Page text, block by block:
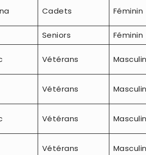
Cadets Féminin
Seniors Féminin
Vétérans Masculin
Vétérans Masculin
Vétérans Masculin
Vétérans Masculin